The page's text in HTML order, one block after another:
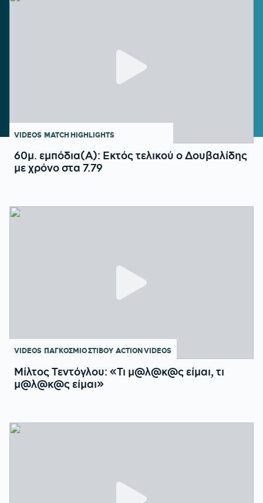
VIDEOS MATCH HIGHLIGHTS
60μ. εμπόδια(Α): Εκτός τελικού ο Δουβαλίδης
με χρόνο στα 7.79
VIDEOS ΠΑΓΚΟΣΜΙΟ ΣΤΙΒΟΥ ACTION VIDEOS
Μίλτος Τεντόγλου: «Τι μ@λ@κ@ς είμαι, τι
μ@λ@κ@ς είμαι»